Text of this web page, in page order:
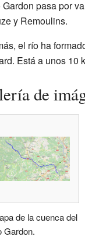
Gardon pasa por
y Remoulins.
el río ha
Está a unos 10
de
de la cuenca del
Gardon.